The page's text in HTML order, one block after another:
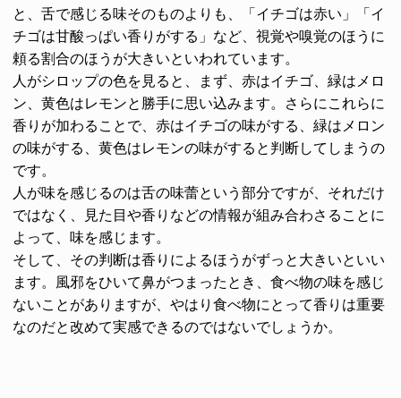
と、舌で感じる味そのものよりも、「イチゴは赤い」「イ
チゴは甘酸っぱい香りがする」など、視覚や嗅覚のほうに
頼る割合のほうが大きいといわれています。
人がシロップの色を見ると、まず、赤はイチゴ、緑はメロ
ン、黄色はレモンと勝手に思い込みます。さらにこれらに
香りが加わることで、赤はイチゴの味がする、緑はメロン
の味がする、黄色はレモンの味がすると判断してしまうの
です。
人が味を感じるのは舌の味蕾という部分ですが、それだけ
ではなく、見た目や香りなどの情報が組み合わさることに
よって、味を感じます。
そして、その判断は香りによるほうがずっと大きいといい
ます。風邪をひいて鼻がつまったとき、食べ物の味を感じ
ないことがありますが、やはり食べ物にとって香りは重要
なのだと改めて実感できるのではないでしょうか。